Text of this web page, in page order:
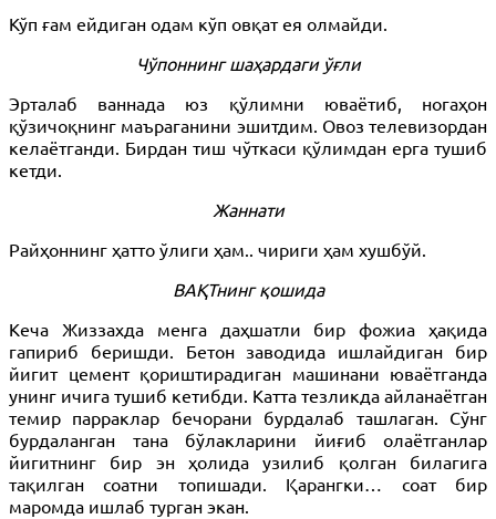
Кўп ғам ейдиган одам кўп овқат ея олмайди.
Чўпоннинг шаҳардаги ўғли
Эрталаб ваннада юз қўлимни юваётиб, ногаҳон
қўзичоқнинг маъраганини эшитдим. Овоз телевизордан
келаётганди. Бирдан тиш чўткаси қўлимдан ерга тушиб
кетди.
Жаннати
Райҳоннинг ҳатто ўлиги ҳам.. чириги ҳам хушбўй.
ВАҚТнинг қошида
Кеча Жиззахда менга даҳшатли бир фожиа ҳақида
гапириб беришди. Бетон заводида ишлайдиган бир
йигит цемент қориштирадиган машинани юваётганда
унинг ичига тушиб кетибди. Катта тезликда айланаётган
темир парраклар бечорани бурдалаб ташлаган. Сўнг
бурдаланган тана бўлакларини йиғиб олаётганлар
йигитнинг бир эн ҳолида узилиб қолган билагига
тақилган соатни топишади. Қарангки… соат бир
маромда ишлаб турган экан.